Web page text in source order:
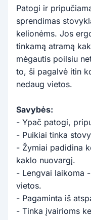
Patogi ir
sprendimas
kelionėms. Jos
tinkamą atramą
mėgautis poilsiu
to, ši pagalvė itin
nedaug vietos.
Savybės:
- Ypač patogi,
- Puikiai tinka
- Žymiai padidina
kaklo nuovargį.
- Lengvai laikoma
vietos.
- Pagaminta iš
- Tinka įvairioms